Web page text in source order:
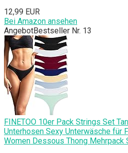
12,99 EUR
Bei Amazon ansehen
AngebotBestseller Nr. 13
FINETOO 10er Pack Strings Set
Unterhosen Sexy Unterwäsche für
Women Dessous Thong Mehrpack